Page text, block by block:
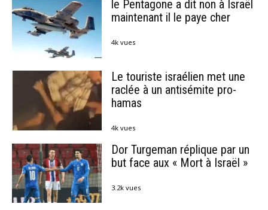
le Pentagone a dit non à Israël
maintenant il le paye cher
4k vues
Le touriste israélien met une
raclée à un antisémite pro-
hamas
4k vues
Dor Turgeman réplique par un
but face aux « Mort à Israël »
3.2k vues